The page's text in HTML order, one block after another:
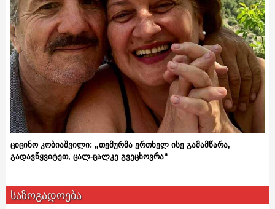
ციცინო კობიაშვილი: „თემურმა ერთხელ ისე გამამწარა,
გადავწყვიტეთ, ცალ-ცალკე გვეცხოვრა“
საზოგადოება